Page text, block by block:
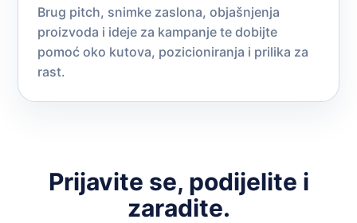
Brug pitch, snimke zaslona, objašnjenja
proizvoda i ideje za kampanje te dobijte
pomoć oko kutova, pozicioniranja i prilika za
rast.
Prijavite se, podijelite i
zaradite.